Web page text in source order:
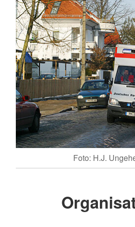
Foto: H.J.